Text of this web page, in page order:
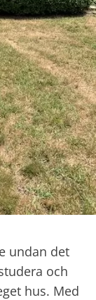
undan det
och
hus. Med